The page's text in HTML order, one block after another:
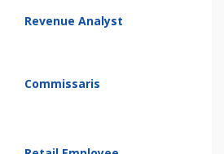
Revenue Analyst
Commissaris